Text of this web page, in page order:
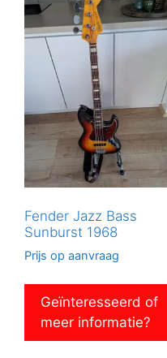
Fender Jazz Bass
Sunburst 1968
Prijs op aanvraag
Geïnteresseerd of
meer informatie?